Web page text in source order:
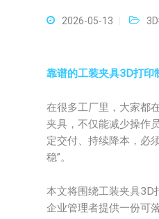
2026-05-13
靠谱的工装夹具3D打印
在很多工厂里，大家都
夹具，不仅能减少操作
定交付、持续降本，必
稳”。
本文将围绕工装夹具3D
企业管理者提供一份可